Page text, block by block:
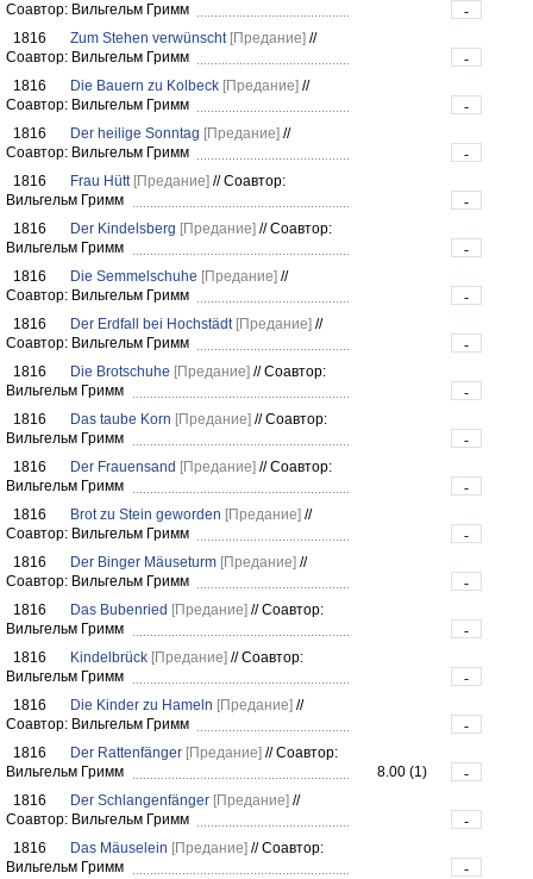
Соавтор: Вильгельм Гримм
-
1816
Zum Stehen verwünscht [Предание] //
Соавтор: Вильгельм Гримм
-
1816
Die Bauern zu Kolbeck [Предание] //
Соавтор: Вильгельм Гримм
-
1816
Der heilige Sonntag [Предание] //
Соавтор: Вильгельм Гримм
-
1816
Frau Hütt [Предание] //Соавтор:
Вильгельм Гримм
-
1816
Der Kindelsberg [Предание] //Соавтор:
Вильгельм Гримм
-
1816
Die Semmelschuhe [Предание] //
Соавтор: Вильгельм Гримм
-
1816
Der Erdfall bei Hochstädt [Предание] //
Соавтор: Вильгельм Гримм
-
1816
Die Brotschuhe [Предание] //Соавтор:
Вильгельм Гримм
-
1816
Das taube Korn [Предание] //Соавтор:
Вильгельм Гримм
-
1816
Der Frauensand [Предание] //Соавтор:
Вильгельм Гримм
-
1816
Brot zu Stein geworden [Предание] //
Соавтор: Вильгельм Гримм
-
1816
Der Binger Mäuseturm [Предание] //
Соавтор: Вильгельм Гримм
-
1816
Das Bubenried [Предание] //Соавтор:
Вильгельм Гримм
-
1816
Kindelbrück [Предание] //Соавтор:
Вильгельм Гримм
-
1816
Die Kinder zu Hameln [Предание] //
Соавтор: Вильгельм Гримм
-
1816
Der Rattenfänger [Предание] //Соавтор:
Вильгельм Гримм
8.00 (1)
-
1816
Der Schlangenfänger [Предание] //
Соавтор: Вильгельм Гримм
-
1816
Das Mäuselein [Предание] //Соавтор:
Вильгельм Гримм
-